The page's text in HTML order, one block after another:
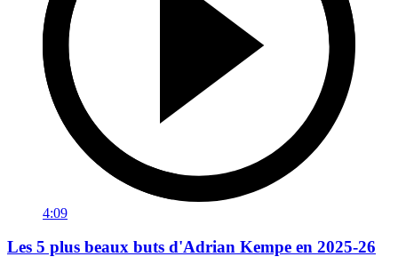
4:09
Les 5 plus beaux buts d'Adrian Kempe en 2025-26